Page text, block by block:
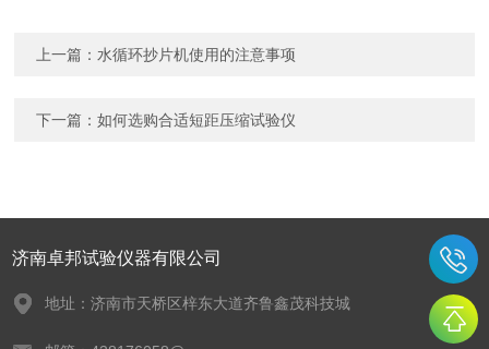
上一篇： 水循环抄片机使用的注意事项
下一篇：如何选购合适短距压缩试验仪
济南卓邦试验仪器有限公司
地址：济南市天桥区梓东大道齐鲁鑫茂科技城